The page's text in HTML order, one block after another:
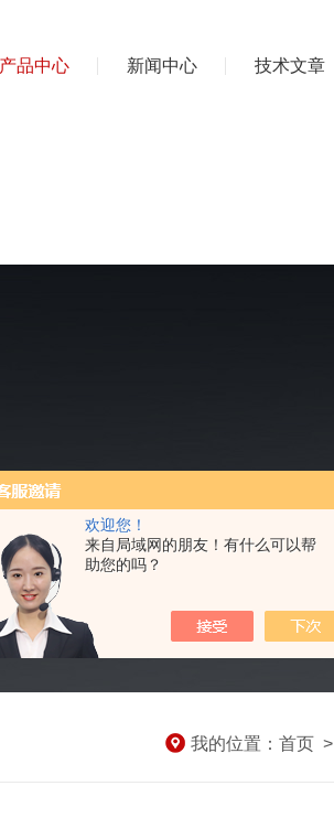
欢迎您！
来自局域网的朋友！有什么可以帮
助您的吗？
产品中心 新闻中心 技术文章
我的位置： 首页 >